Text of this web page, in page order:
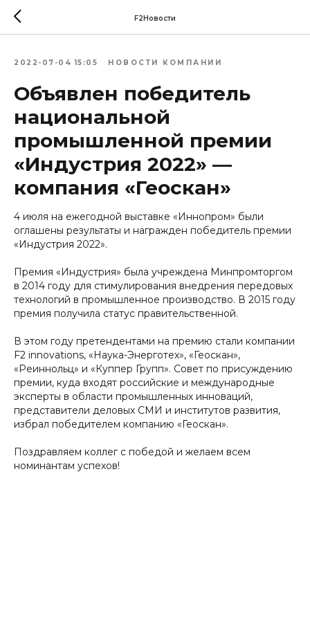
F2Новости
2022-07-04 15:05 НОВОСТИ КОМПАНИИ
Объявлен победитель
национальной
промышленной премии
«Индустрия 2022» —
компания «Геоскан»
4 июля на ежегодной выставке «Иннопром» были
оглашены результаты и награжден победитель премии
«Индустрия 2022».
Премия «Индустрия» была учреждена Минпромторгом
в 2014 году для стимулирования внедрения передовых
технологий в промышленное производство. В 2015 году
премия получила статус правительственной.
В этом году претендентами на премию стали компании
F2 innovations, «Наука-Энерготех», «Геоскан»,
«Реиннольц» и «Куппер Групп». Совет по присуждению
премии, куда входят российские и международные
эксперты в области промышленных инноваций,
представители деловых СМИ и институтов развития,
избрал победителем компанию «Геоскан».
Поздравляем коллег с победой и желаем всем
номинантам успехов!